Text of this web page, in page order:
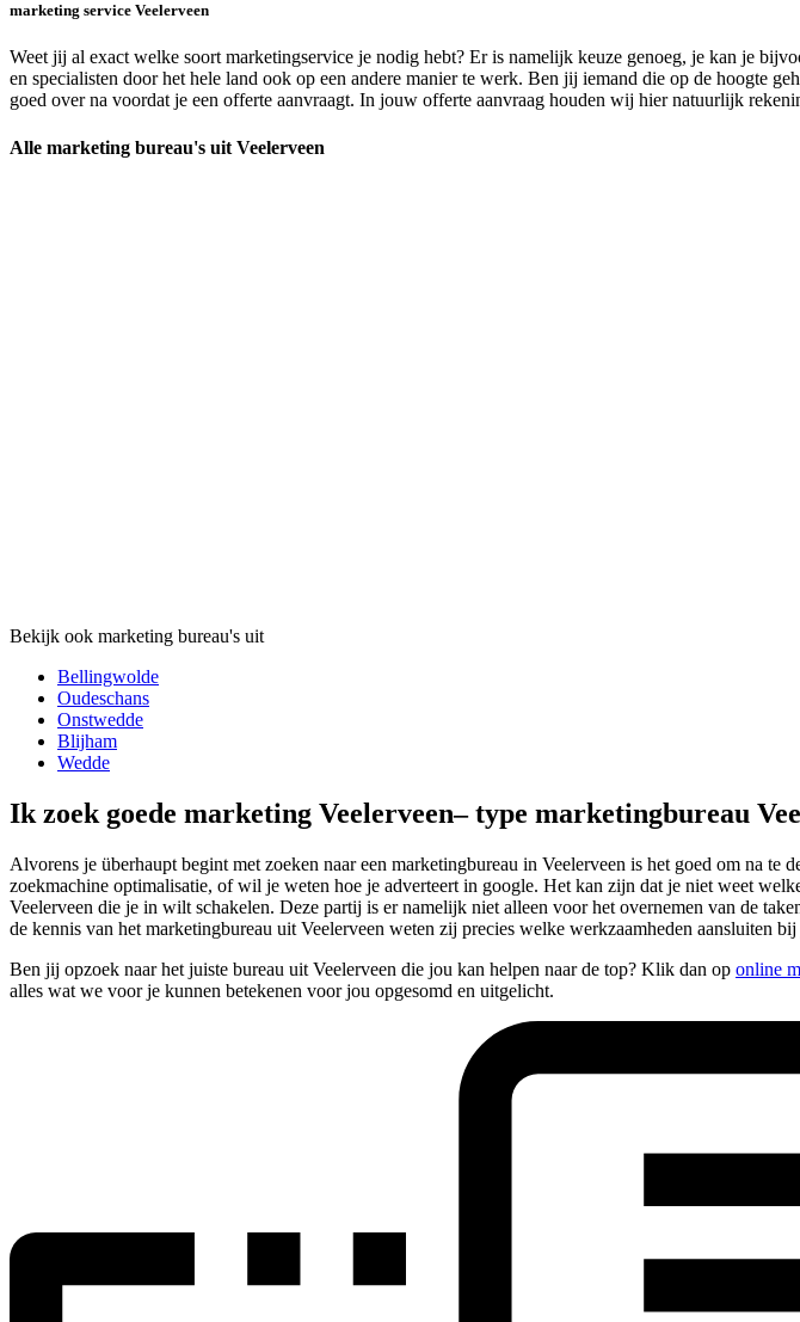
marketing service Veelerveen
Weet jij al exact welke soort marketingservice je nodig hebt? Er is namelijk keuze genoeg, je kan je
en specialisten door het hele land ook op een andere manier te werk. Ben jij iemand die op de hoogte
goed over na voordat je een offerte aanvraagt. In jouw offerte aanvraag houden wij hier natuurlijk
Alle marketing bureau's uit Veelerveen
Bekijk ook marketing bureau's uit
Bellingwolde
Oudeschans
Onstwedde
Blijham
Wedde
Ik zoek goede marketing Veelerveen– type marketingbureau
Alvorens je überhaupt begint met zoeken naar een marketingbureau in Veelerveen is het goed om na
zoekmachine optimalisatie, of wil je weten hoe je adverteert in google. Het kan zijn dat je niet weet
Veelerveen die je in wilt schakelen. Deze partij is er namelijk niet alleen voor het overnemen van de
de kennis van het marketingbureau uit Veelerveen weten zij precies welke werkzaamheden aansluiten
Ben jij opzoek naar het juiste bureau uit Veelerveen die jou kan helpen naar de top? Klik dan op online
alles wat we voor je kunnen betekenen voor jou opgesomd en uitgelicht.